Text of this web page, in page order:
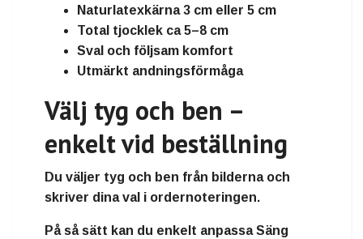
Naturlatexkärna 3 cm eller 5 cm
Total tjocklek ca 5–8 cm
Sval och följsam komfort
Utmärkt andningsförmåga
Välj tyg och ben –
enkelt vid beställning
Du väljer tyg och ben från bilderna och
skriver dina val i ordernoteringen.
På så sätt kan du enkelt anpassa Säng